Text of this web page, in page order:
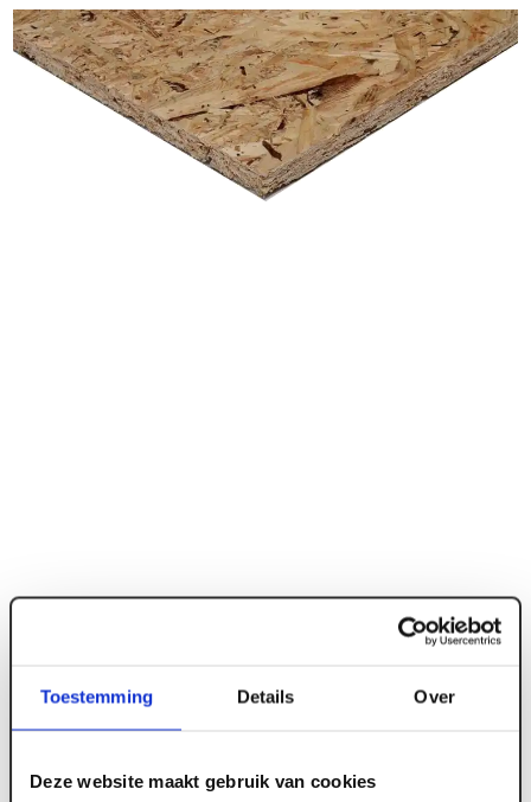
Toestemming Details Over
Deze website maakt gebruik van cookies